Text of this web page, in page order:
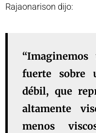
Rajaonarison dijo:
fuerte sobre
débil, que
altamente
menos